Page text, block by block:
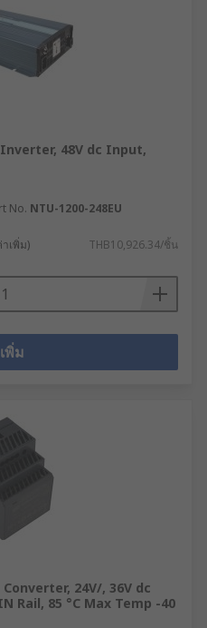
Inverter, 48V dc Input,
No. NTU-1200-248EU
เพิ่ม) THB10,926.34/ชิ้น
เพิ่ม
Converter, 24V/, 36V dc
Rail, 85 °C Max Temp -40